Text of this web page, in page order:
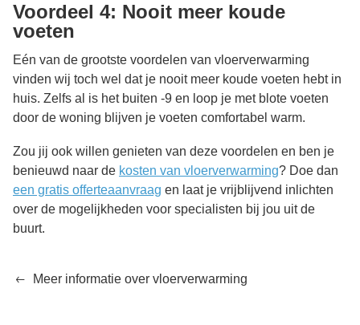
Voordeel 4: Nooit meer koude
voeten
Eén van de grootste voordelen van vloerverwarming
vinden wij toch wel dat je nooit meer koude voeten hebt in
huis. Zelfs al is het buiten -9 en loop je met blote voeten
door de woning blijven je voeten comfortabel warm.
Zou jij ook willen genieten van deze voordelen en ben je
benieuwd naar de kosten van vloerverwarming? Doe dan
een gratis offerteaanvraag en laat je vrijblijvend inlichten
over de mogelijkheden voor specialisten bij jou uit de
buurt.
Meer informatie over vloerverwarming